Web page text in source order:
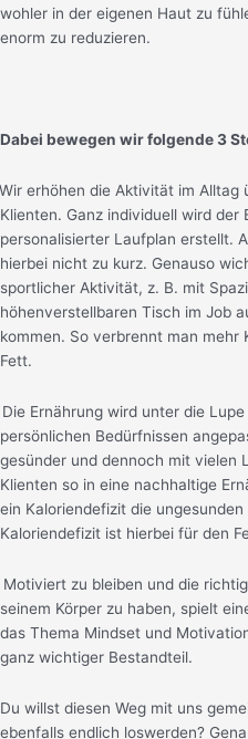
wohler in der eigenen Haut zu
enorm zu reduzieren.
Dabei bewegen wir folgende 3
Wir erhöhen die Aktivität im Alltag
Klienten. Ganz individuell wird
personalisierter Laufplan erstellt.
hierbei nicht zu kurz. Genauso
sportlicher Aktivität, z. B. mit
höhenverstellbaren Tisch im Job
kommen. So verbrennt man mehr
Fett.
Die Ernährung wird unter die
persönlichen Bedürfnissen
gesünder und dennoch mit vielen
Klienten so in eine nachhaltige
ein Kaloriendefizit die
Kaloriendefizit ist hierbei für den
Motiviert zu bleiben und die
seinem Körper zu haben, spielt
das Thema Mindset und
ganz wichtiger Bestandteil.
Du willst diesen Weg mit uns
ebenfalls endlich loswerden?